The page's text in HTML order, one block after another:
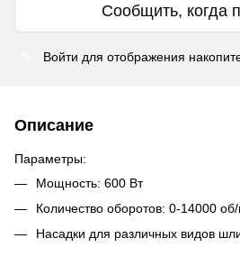
Сообщить, когда
Войти для отображения
Описание
Параметры:
Мощность: 600 Вт
Количество оборотов: 0-14000
Насадки для различных видов